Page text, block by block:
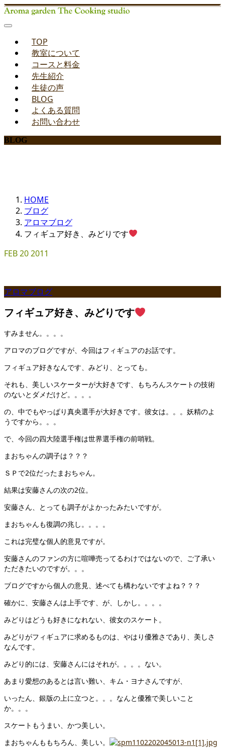
TOP
教室について
コースと料金
先生紹介
生徒の声
BLOG
よくある質問
お問い合わせ
BLOG
HOME
ブログ
アロマブログ
フィギュア好き、みどりです
FEB202011
アロマブログ
フィギュア好き、みどりです
すみません。。。。
アロマのブログですが、今回はフィギュアのお話です。
フィギュア好きなんです、みどり、とっても。
それも、美しいスケーターが大好きです、もちろんスケートの技術
のないとダメだけど。。。。
の、中でもやっぱり真央選手が大好きです。彼女は。。。妖精のよ
うですから。。。
で、今回の四大陸選手権は世界選手権の前哨戦。
まおちゃんの調子は？？？
ＳＰで2位だったまおちゃん。
結果は安藤さんの次の2位。
安藤さん、とっても調子がよかったみたいですが。
まおちゃんも復調の兆し。。。。
これは完璧な個人的意見ですが。
安藤さんのファンの方に喧嘩売ってるわけではないので、ご了承い
ただきたいのですが。。。
ブログですから個人の意見、述べても構わないですよね？？？
確かに、安藤さんは上手です、が、しかし。。。。
みどりはどうも好きになれない、彼女のスケート。
みどりがフィギュアに求めるものは、やはり優雅さであり、美しさ
なんです。
みどり的には、安藤さんにはそれが。。。。ない。
あまり愛想のあるとは言い難い、キム・ヨナさんですが、
いったん、銀版の上に立つと。。。なんと優雅で美しいこと
か。。。
スケートもうまい、かつ美しい。
まおちゃんももちろん、美しい。